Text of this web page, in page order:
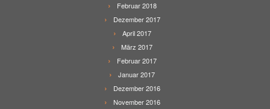
Februar 2018
Dezember 2017
April 2017
März 2017
Februar 2017
Januar 2017
Dezember 2016
November 2016